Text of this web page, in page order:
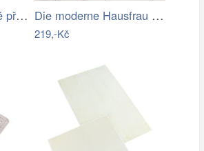
Bellatex koupelnové předložky… Die moderne Hausfrau Protiskluzová…
219,-Kč